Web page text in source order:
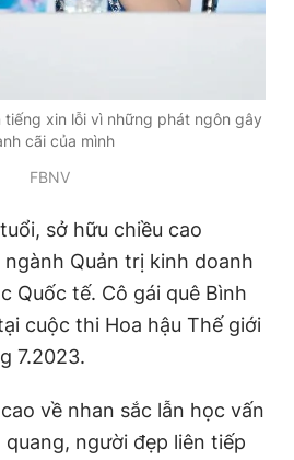
tiếng xin lỗi vì những phát ngôn gây
cãi của mình
FBNV
sở hữu chiều cao
ngành Quản trị kinh doanh
Quốc tế. Cô gái quê Bình
cuộc thi Hoa hậu Thế giới
7.2023.
về nhan sắc lẫn học vấn
người đẹp liên tiếp